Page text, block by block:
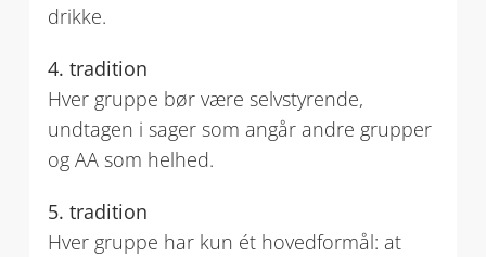
drikke.
4. tradition
Hver gruppe bør være selvstyrende,
undtagen i sager som angår andre grupper
og AA som helhed.
5. tradition
Hver gruppe har kun ét hovedformål: at